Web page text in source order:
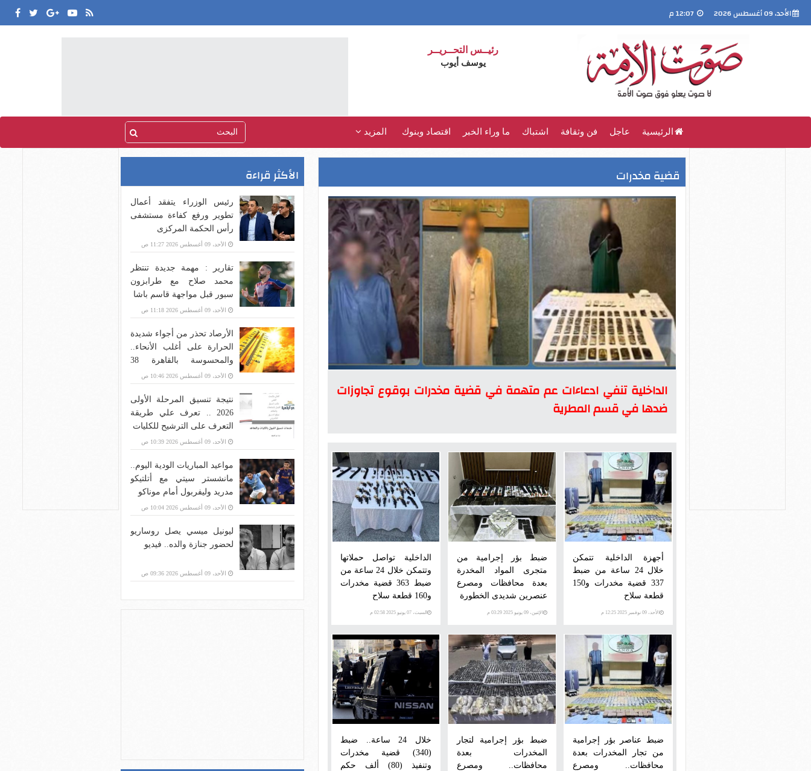
الأحد، 09 أغسطس 2026
رئيــس التحــريــر
يوسف أيوب
الرئيسية عاجل فن وثقافة اشتباك ما وراء الخبر اقتصاد وبنوك المزيد
قضية مخدرات
الداخلية تنفي ادعاءات عم متهمة في قضية مخدرات بوقوع تجاوزات
ضدها في قسم المطرية
أجهزة الداخلية تتمكن
خلال 24 ساعة من ضبط
337 قضية مخدرات و150
قطعة سلاح
الأحد، 09 نوفمبر 2025 12:25 م
ضبط بؤر إجرامية من
متجرى المواد المخدرة
بعدة محافظات ومصرع
عنصرين شديدى الخطورة
الإثنين، 09 يونيو 2025 03:29 م
الداخلية تواصل حملاتها
وتتمكن خلال 24 ساعة من
ضبط 363 قضية مخدرات
و160 قطعة سلاح
السبت، 07 يونيو 2025 02:58 م
ضبط عناصر بؤر إجرامية
من تجار المخدرات بعدة
محافظات.. ومصرع
ضبط بؤر إجرامية لتجار
المخدرات بعدة
محافظات.. ومصرع
خلال 24 ساعة.. ضبط
(340) قضية مخدرات
وتنفيذ (80) ألف حكم
الأكثر قراءة
رئيس الوزراء يتفقد أعمال
تطوير ورفع كفاءة مستشفى
رأس الحكمة المركزى
الأحد، 09 أغسطس 2026 11:27 ص
تقارير : مهمة جديدة تنتظر
محمد صلاح مع طرابزون
سبور قبل مواجهة قاسم باشا
الأحد، 09 أغسطس 2026 11:18 ص
الأرصاد تحذر من أجواء شديدة
الحرارة على أغلب الأنحاء..
والمحسوسة بالقاهرة 38
درجة
الأحد، 09 أغسطس 2026 10:46 ص
نتيجة تنسيق المرحلة الأولى
2026 .. تعرف علي طريقة
التعرف على الترشيح للكليات
الأحد، 09 أغسطس 2026 10:39 ص
مواعيد المباريات الودية اليوم..
مانشستر سيتي مع أتلتيكو
مدريد وليفربول أمام موناكو
الأحد، 09 أغسطس 2026 10:04 ص
ليونيل ميسي يصل روساريو
لحضور جنازة والده.. فيديو
الأحد، 09 أغسطس 2026 09:36 ص